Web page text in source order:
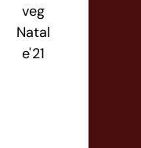
veg
Natal
e'21